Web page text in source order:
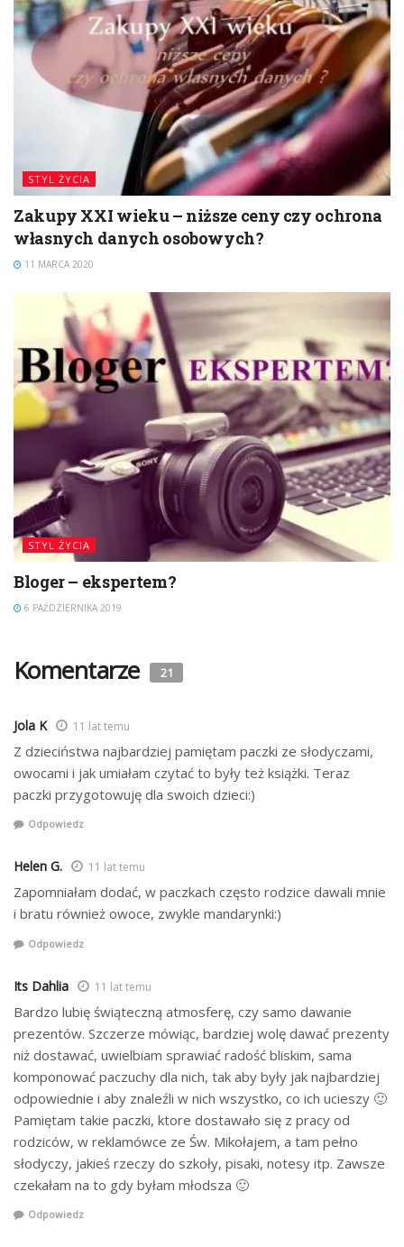
STYL ŻYCIA
Zakupy XXI wieku – niższe ceny czy ochrona
własnych danych osobowych?
11 MARCA 2020
STYL ŻYCIA
Bloger – ekspertem?
6 PAŹDZIERNIKA 2019
Komentarze 21
Jola K 11 lat temu
Z dzieciństwa najbardziej pamiętam paczki ze słodyczami,
owocami i jak umiałam czytać to były też książki. Teraz
paczki przygotowuję dla swoich dzieci:)
Odpowiedz
Helen G. 11 lat temu
Zapomniałam dodać, w paczkach często rodzice dawali mnie
i bratu również owoce, zwykle mandarynki:)
Odpowiedz
Its Dahlia 11 lat temu
Bardzo lubię świąteczną atmosferę, czy samo dawanie
prezentów. Szczerze mówiąc, bardziej wolę dawać prezenty
niż dostawać, uwielbiam sprawiać radość bliskim, sama
komponować paczuchy dla nich, tak aby były jak najbardziej
odpowiednie i aby znaleźli w nich wszystko, co ich ucieszy 🙂
Pamiętam takie paczki, ktore dostawało się z pracy od
rodziców, w reklamówce ze Św. Mikołajem, a tam pełno
słodyczy, jakieś rzeczy do szkoły, pisaki, notesy itp. Zawsze
czekałam na to gdy byłam młodsza 🙂
Odpowiedz